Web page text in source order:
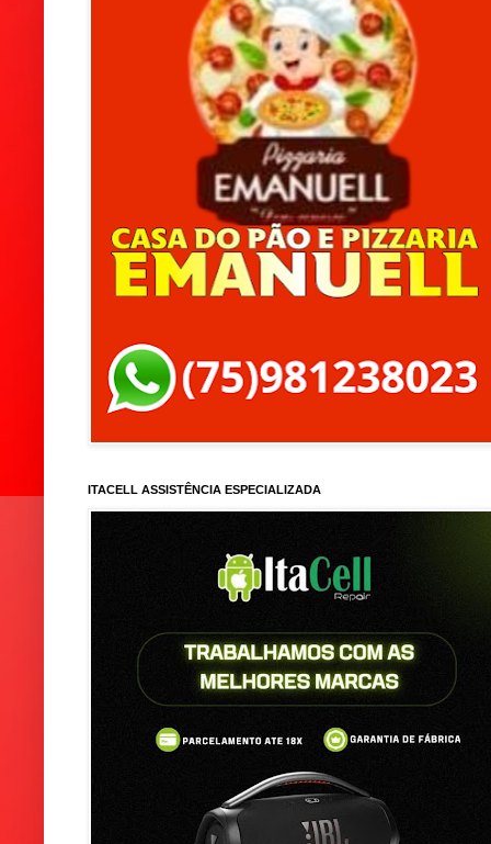
ITACELL ASSISTÊNCIA ESPECIALIZADA